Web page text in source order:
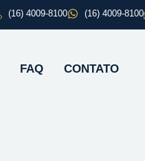
(16) 4009-8100 (16) 4009-8100
FAQ CONTATO